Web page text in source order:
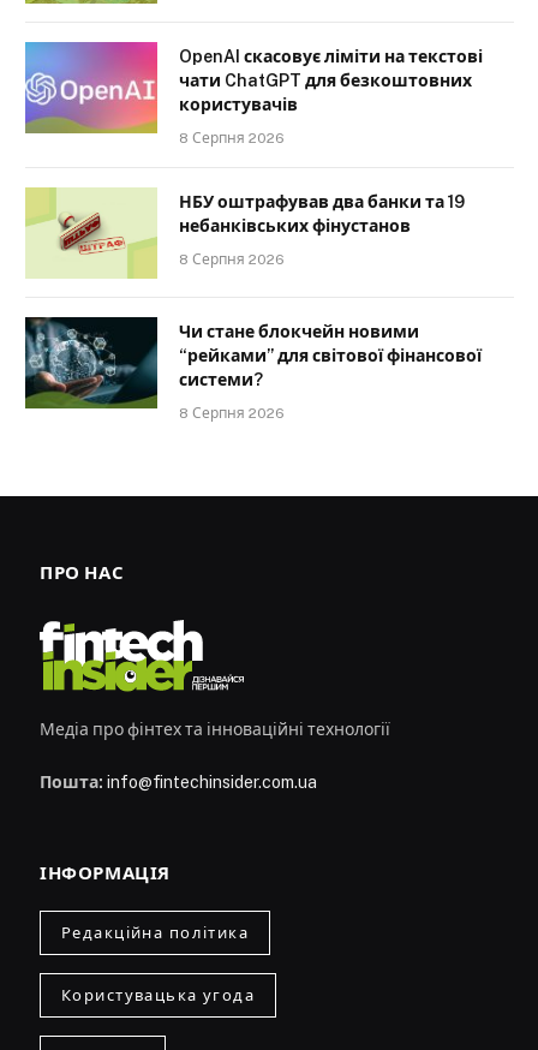
OpenAI скасовує ліміти на текстові
чати ChatGPT для безкоштовних
користувачів
8 Серпня 2026
НБУ оштрафував два банки та 19
небанківських фінустанов
8 Серпня 2026
Чи стане блокчейн новими
“рейками” для світової фінансової
системи?
8 Серпня 2026
ПРО НАС
Медіа про фінтех та інноваційні технології
Пошта: info@fintechinsider.com.ua
ІНФОРМАЦІЯ
Редакційна політика
Користувацька угода